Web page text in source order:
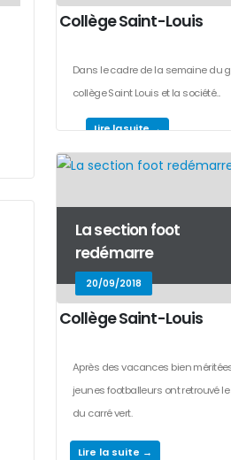
Collège Saint-Louis
Dans le cadre de la semaine du
collège Saint Louis et la société...
Lire la suite →
La section foot
redémarre
20/09/2018
Collège Saint-Louis
Après des vacances bien
jeunes footballeurs ont retrouvé
du carré vert.
Lire la suite →